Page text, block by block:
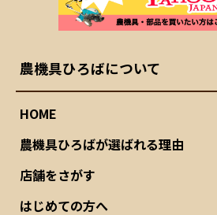
農機具ひろばについて
HOME
農機具ひろばが選ばれる理由
店舗をさがす
はじめての方へ